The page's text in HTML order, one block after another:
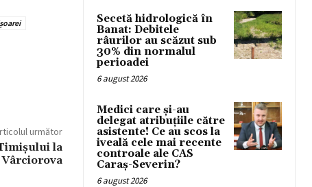
următor
la
Secetă hidrologică în
Banat: Debitele
râurilor au scăzut sub
30% din normalul
perioadei
6 august 2026
Medici care și-au
delegat atribuțiile către
asistente! Ce au scos la
iveală cele mai recente
controale ale CAS
Caraș-Severin?
6 august 2026